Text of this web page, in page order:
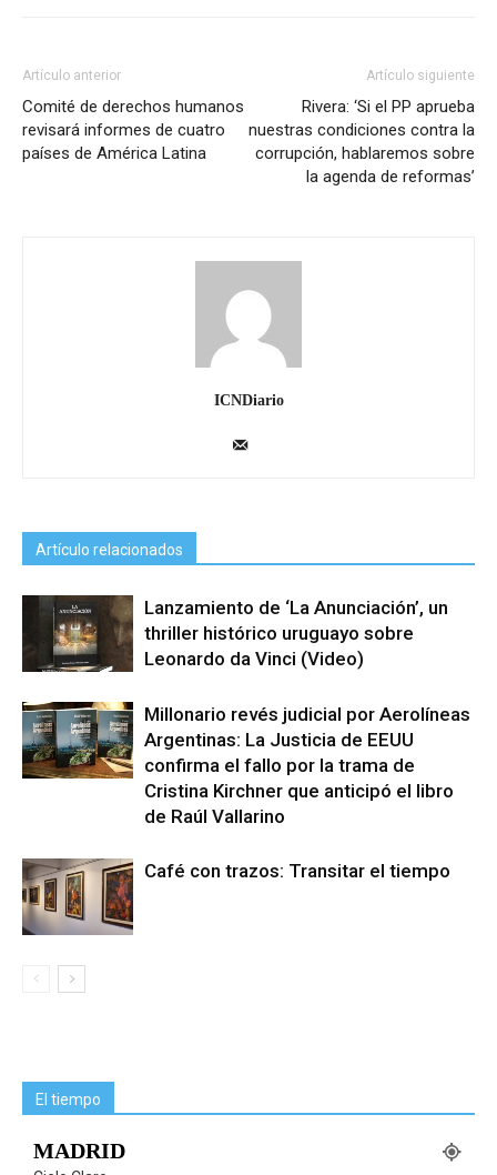
Artículo anterior
Comité de derechos humanos
revisará informes de cuatro
países de América Latina
Artículo siguiente
Rivera: ‘Si el PP aprueba
nuestras condiciones contra la
corrupción, hablaremos sobre
la agenda de reformas’
ICNDiario
Artículo relacionados
Lanzamiento de ‘La Anunciación’, un
thriller histórico uruguayo sobre
Leonardo da Vinci (Video)
Millonario revés judicial por Aerolíneas
Argentinas: La Justicia de EEUU
confirma el fallo por la trama de
Cristina Kirchner que anticipó el libro
de Raúl Vallarino
Café con trazos: Transitar el tiempo
El tiempo
MADRID